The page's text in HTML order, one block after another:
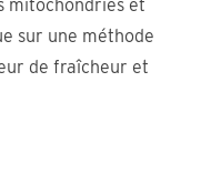
mitochondries et
sur une méthode
de fraîcheur et